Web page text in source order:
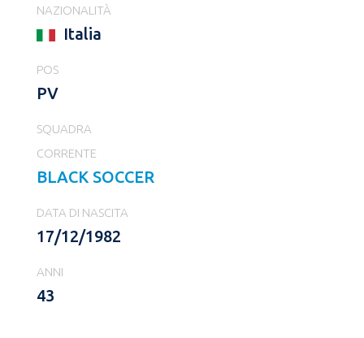
NAZIONALITÀ
Italia
POS
PV
SQUADRA
CORRENTE
BLACK SOCCER
DATA DI NASCITA
17/12/1982
ANNI
43